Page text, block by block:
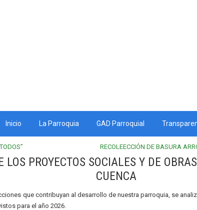
Inicio La Parroquia GAD Parroquial
RECOLEECCIÓN DE BASURA
LOS PROYECTOS SOCIALES Y DE
CUENCA
que contribuyan al desarrollo de nuestra parroquia, se
para el año 2026.